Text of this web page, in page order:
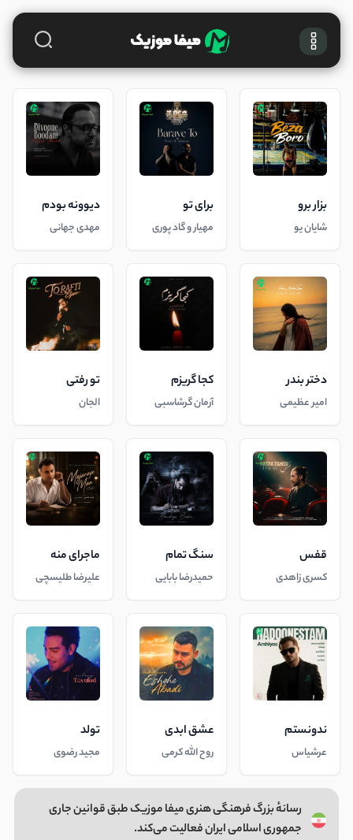
بزار برو
شایان یو
برای تو
مهیار و گاد پوری
دیوونه بودم
مهدی جهانی
دختر بندر
امیر عظیمی
کجا گریزم
آرمان گرشاسبی
تو رفتی
الجان
قفس
کسری زاهدی
سنگ تمام
حمیدرضا بابایی
ماجرای منه
علیرضا طلیسچی
ندونستم
عرشیاس
عشق ابدی
روح الله کرمی
تولد
مجید رضوی
رسانهٔ بزرگ فرهنگی هنری میفا موزیک طبق قوانین جاری
جمهوری اسلامی ایران فعالیت می‌کند.